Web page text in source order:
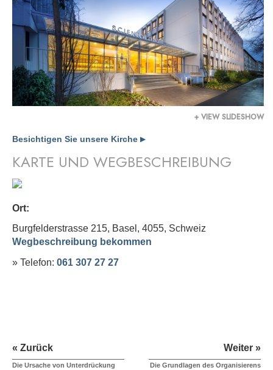
+ VIEW SLIDESHOW
Besichtigen Sie unsere Kirche ▶
KARTE UND WEGBESCHREIBUNG
Ort:
Burgfelderstrasse 215, Basel, 4055, Schweiz
Wegbeschreibung bekommen
» Telefon: 061 307 27 27
« Zurück
Die Ursache von Unterdrückung
Weiter »
Die Grundlagen des Organisierens